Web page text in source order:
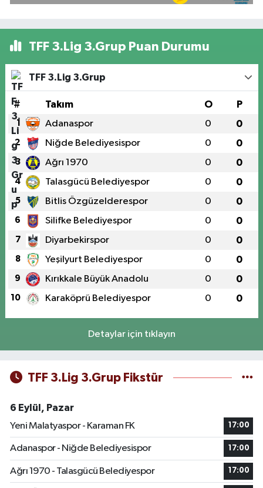
TFF 3.Lig 3.Grup Puan Durumu
TFF 3.Lig 3.Grup
# Takım O P
1 Adanaspor 0 0
2 Niğde Belediyesispor 0 0
3 Ağrı 1970 0 0
4 Talasgücü Belediyespor 0 0
5 Bitlis Özgüzelderespor 0 0
6 Silifke Belediyespor 0 0
7 Diyarbekirspor 0 0
8 Yeşilyurt Belediyespor 0 0
9 Kırıkkale Büyük Anadolu 0 0
10 Karaköprü Belediyespor 0 0
Detaylar için tıklayın
TFF 3.Lig 3.Grup Fikstür
6 Eylül, Pazar
Yeni Malatyaspor - Karaman FK
17:00
Adanaspor - Niğde Belediyesispor 17:00
Ağrı 1970 - Talasgücü Belediyespor 17:00